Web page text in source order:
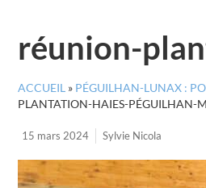
réunion-
ACCUEIL » PÉGUILHAN-LUNAX :
PLANTATION-HAIES-PÉGUILHAN-
15 mars 2024 Sylvie Nicola